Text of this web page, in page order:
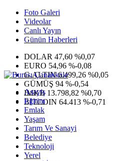
Foto Galeri
Videolar
Canlı Yayın
Günün Haberleri
DOLAR 47,60 %0,07
EURO 54,96 %-0,08
G.ALTIN6.499,26 %0,05
GÜMÜŞ 94 %-0,54
IMKB 13.798,82 %0,70
BITCOIN 64.413 %-0,71
Asayiş
Eğitim
Emlak
Yaşam
Tarım Ve Sanayi
Belediye
Teknoloji
Yerel